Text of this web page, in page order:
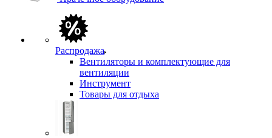
Распродажа
Вентиляторы и комплектующие для
вентиляции
Инструмент
Товары для отдыха